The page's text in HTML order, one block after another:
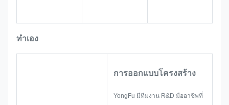
ทำเอง
การออกแบบโครงสร้าง
YongFu มีทีมงาน R&D มืออาชีพที่